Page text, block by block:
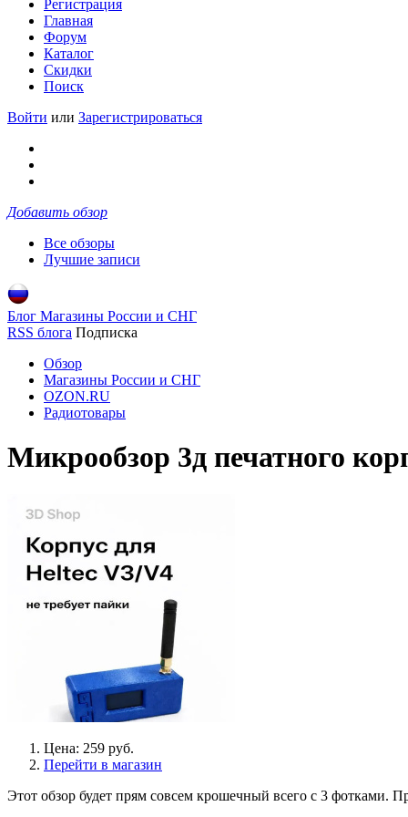
Регистрация
Главная
Форум
Каталог
Скидки
Поиск
Войти или Зарегистрироваться
Добавить обзор
Все обзоры
Лучшие записи
Блог Магазины России и СНГ
RSS блога Подписка
Обзор
Магазины России и СНГ
OZON.RU
Радиотовары
Микрообзор 3д печатного
Цена: 259 руб.
Перейти в магазин
Этот обзор будет прям совсем крошечный всего с 3 фотками.